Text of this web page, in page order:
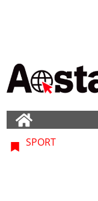
SPORT